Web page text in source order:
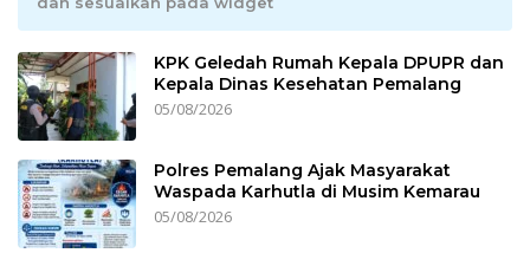
KPK Geledah Rumah Kepala DPUPR dan
Kepala Dinas Kesehatan Pemalang
05/08/2026
Polres Pemalang Ajak Masyarakat
Waspada Karhutla di Musim Kemarau
05/08/2026